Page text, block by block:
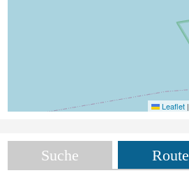
Leaflet |
Suche Route